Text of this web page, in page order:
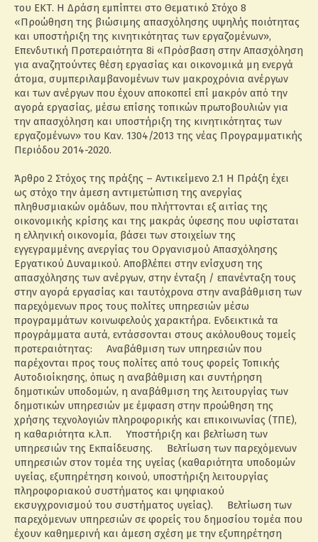
του ΕΚΤ. Η Δράση εμπίπτει στο Θεματικό Στόχο 8
«Προώθηση της βιώσιμης απασχόλησης υψηλής ποιότητας
και υποστήριξη της κινητικότητας των εργαζομένων»,
Επενδυτική Προτεραιότητα 8i «Πρόσβαση στην Απασχόληση
για αναζητούντες θέση εργασίας και οικονομικά μη ενεργά
άτομα, συμπεριλαμβανομένων των μακροχρόνια ανέργων
και των ανέργων που έχουν αποκοπεί επί μακρόν από την
αγορά εργασίας, μέσω επίσης τοπικών πρωτοβουλιών για
την απασχόληση και υποστήριξη της κινητικότητας των
εργαζομένων» του Καν. 1304/2013 της νέας Προγραμματικής
Περιόδου 2014-2020.
Άρθρο 2 Στόχος της πράξης – Αντικείμενο 2.1 Η Πράξη έχει
ως στόχο την άμεση αντιμετώπιση της ανεργίας
πληθυσμιακών ομάδων, που πλήττονται εξ αιτίας της
οικονομικής κρίσης και της μακράς ύφεσης που υφίσταται
η ελληνική οικονομία, βάσει των στοιχείων της
εγγεγραμμένης ανεργίας του Οργανισμού Απασχόλησης
Εργατικού Δυναμικού. Αποβλέπει στην ενίσχυση της
απασχόλησης των ανέργων, στην ένταξη / επανένταξη τους
στην αγορά εργασίας και ταυτόχρονα στην αναβάθμιση των
παρεχόμενων προς τους πολίτες υπηρεσιών μέσω
προγραμμάτων κοινωφελούς χαρακτήρα. Ενδεικτικά τα
προγράμματα αυτά, εντάσσονται στους ακόλουθους τομείς
προτεραιότητας: Αναβάθμιση των υπηρεσιών που
παρέχονται προς τους πολίτες από τους φορείς Τοπικής
Αυτοδιοίκησης, όπως η αναβάθμιση και συντήρηση
δημοτικών υποδομών, η αναβάθμιση της λειτουργίας των
δημοτικών υπηρεσιών με έμφαση στην προώθηση της
χρήσης τεχνολογιών πληροφορικής και επικοινωνίας (ΤΠΕ),
η καθαριότητα κ.λ.π. Υποστήριξη και βελτίωση των
υπηρεσιών της Εκπαίδευσης. Βελτίωση των παρεχόμενων
υπηρεσιών στον τομέα της υγείας (καθαριότητα υποδομών
υγείας, εξυπηρέτηση κοινού, υποστήριξη λειτουργίας
πληροφοριακού συστήματος και ψηφιακού
εκσυγχρονισμού του συστήματος υγείας). Βελτίωση των
παρεχόμενων υπηρεσιών σε φορείς του δημοσίου τομέα που
έχουν καθημερινή και άμεση σχέση με την εξυπηρέτηση